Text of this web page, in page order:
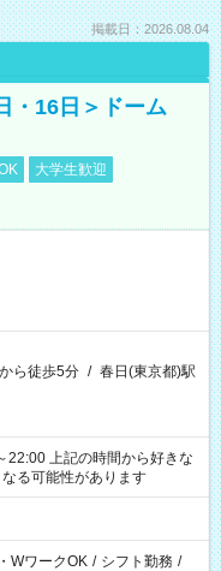
掲載日：2026.08.04
・16日＞ドーム
大学生歓迎
ら徒歩5分 / 春日(東京都)駅
ら好きな
る可能性があります
WワークOK / シフト勤務 /